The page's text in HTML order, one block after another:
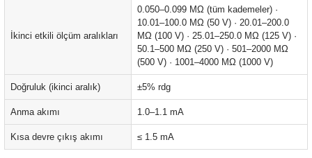
SCOPMETER
CIHAZI
İkinci etkili ölçüm aralıkları
0.050–0.099 MΩ (tüm kademeler) ·
10.01–100.0 MΩ (50 V) · 20.01–200.0
MΩ (100 V) · 25.01–250.0 MΩ (125 V) ·
50.1–500 MΩ (250 V) · 501–2000 MΩ
(500 V) · 1001–4000 MΩ (1000 V)
Doğruluk (ikinci aralık) ±5% rdg
Anma akımı 1.0–1.1 mA
Kısa devre çıkış akımı ≤ 1.5 mA